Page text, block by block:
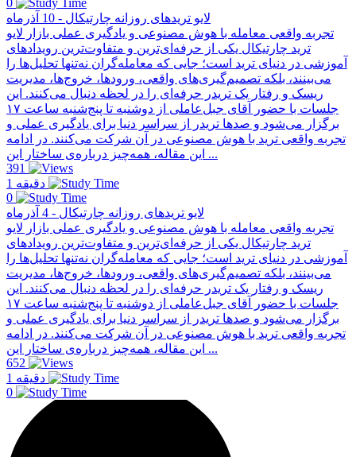
0
لایو تریدهای روزانه چارتیکال - 10 آذرماه
تجربه واقعی معامله با هوش مصنوعی و یادگیری عملی بازار لایو
ترید چارتیکال یکی از حرفه‌ای‌ترین و متفاوت‌ترین رویدادهای
آموزشی در دنیای ترید است؛ جایی که معامله‌گران نه‌تنها تحلیل‌ها را
می‌بینند، بلکه تصمیم‌گیری‌های واقعی، ورودها، خروج‌ها، مدیریت
ریسک و رفتار یک تریدر حرفه‌ای را در لحظه دنبال می‌کنند. این
جلسات با حضور آقای جبل‌عاملی از دو‌شنبه تا پنج‌شنبه ساعت ۱۷
برگزار می‌شود و صدها تریدر از سراسر دنیا برای یادگیری عملی و
تجربه واقعی ترید با هوش مصنوعی در آن شرکت می‌کنند. در ادامه
این مقاله، همه‌چیز درباره‌ی ساختار این ...
391
1 دقیقه
0
لایو تریدهای روزانه چارتیکال - 4 آذرماه
تجربه واقعی معامله با هوش مصنوعی و یادگیری عملی بازار لایو
ترید چارتیکال یکی از حرفه‌ای‌ترین و متفاوت‌ترین رویدادهای
آموزشی در دنیای ترید است؛ جایی که معامله‌گران نه‌تنها تحلیل‌ها را
می‌بینند، بلکه تصمیم‌گیری‌های واقعی، ورودها، خروج‌ها، مدیریت
ریسک و رفتار یک تریدر حرفه‌ای را در لحظه دنبال می‌کنند. این
جلسات با حضور آقای جبل‌عاملی از دو‌شنبه تا پنج‌شنبه ساعت ۱۷
برگزار می‌شود و صدها تریدر از سراسر دنیا برای یادگیری عملی و
تجربه واقعی ترید با هوش مصنوعی در آن شرکت می‌کنند. در ادامه
این مقاله، همه‌چیز درباره‌ی ساختار این ...
652
1 دقیقه
0